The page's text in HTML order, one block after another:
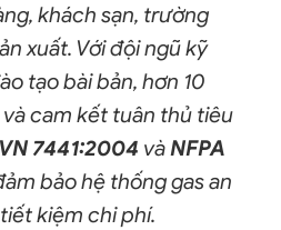
khách sạn, trường
xuất. Với đội ngũ kỹ
tạo bài bản, hơn 10
cam kết tuân thủ tiêu
7441:2004 vàNFPA
bảo hệ thống gas an
kiệm chi phí.